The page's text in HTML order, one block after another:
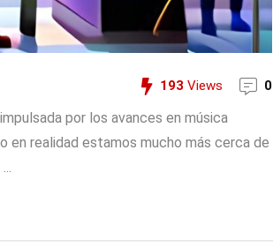
193 Views 0
por los avances en música
en realidad estamos mucho más cerca de